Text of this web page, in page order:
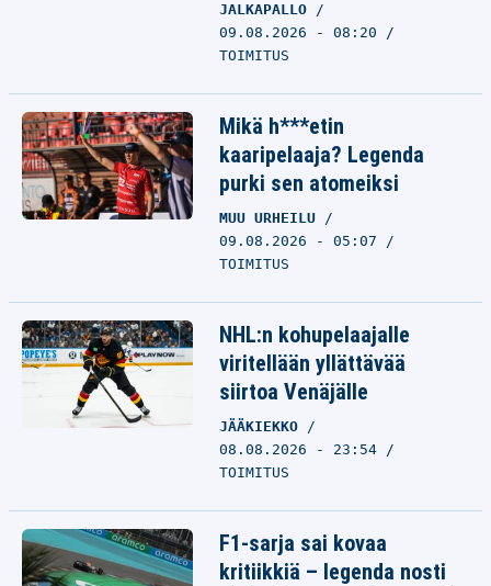
JALKAPALLO
09.08.2026 - 08:20
TOIMITUS
Mikä h***etin
kaaripelaaja? Legenda
purki sen atomeiksi
MUU URHEILU
09.08.2026 - 05:07
TOIMITUS
NHL:n kohupelaajalle
viritellään yllättävää
siirtoa Venäjälle
JÄÄKIEKKO
08.08.2026 - 23:54
TOIMITUS
F1-sarja sai kovaa
kritiikkiä – legenda nosti